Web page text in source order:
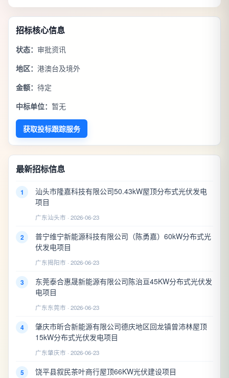
招标核心信息
状态： 审批资讯
地区： 港澳台及境外
金额： 待定
中标单位： 暂无
获取投标跟踪服务
最新招标信息
1
汕头市隆嘉科技有限公司50.43kW屋顶分布式光伏发电
项目
广东汕头市 · 2026-06-23
2
普宁维宁新能源科技有限公司（陈勇嘉）60kW分布式光
伏发电项目
广东揭阳市 · 2026-06-23
3
东莞泰合惠晟新能源有限公司陈治亘45KW分布式光伏发
电项目
广东东莞市 · 2026-06-23
4
肇庆市昕合新能源有限公司德庆地区回龙镇曾沛林屋顶
15kW分布式光伏发电项目
广东肇庆市 · 2026-06-23
5 饶平县叙民茶叶商行屋顶66KW光伏建设项目